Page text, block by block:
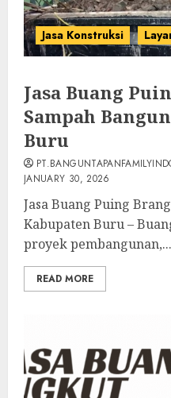
Jasa Konstruksi
Jasa Buang
Sampah
Buru
JANUARY 30, 2026
Jasa Buang Puing
Kabupaten Buru –
proyek pembangunan,...
READ MORE